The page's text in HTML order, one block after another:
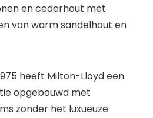
en cederhout met
van warm sandelhout en
1975 heeft Milton-Lloyd een
opgebouwd met
zonder het luxueuze